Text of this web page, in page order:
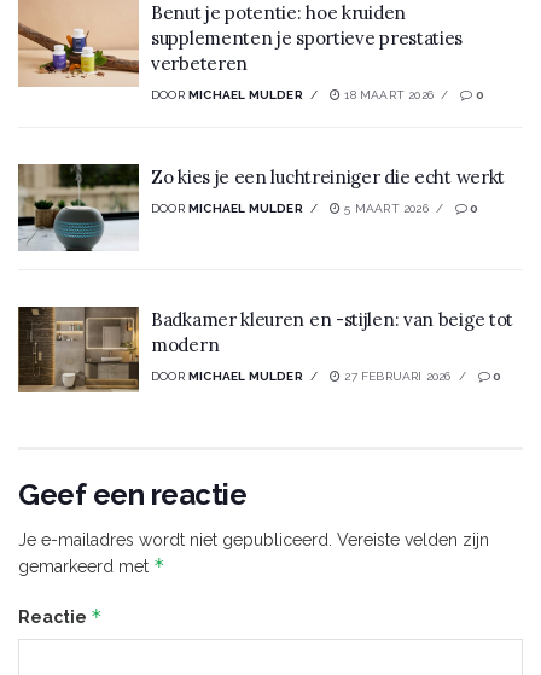
Benut je potentie: hoe kruiden
supplementen je sportieve prestaties
verbeteren
DOOR MICHAEL MULDER 18 MAART 2026 0
Zo kies je een luchtreiniger die echt werkt
DOOR MICHAEL MULDER 5 MAART 2026 0
Badkamer kleuren en -stijlen: van beige tot
modern
DOOR MICHAEL MULDER 27 FEBRUARI 2026 0
Geef een reactie
Je e-mailadres wordt niet gepubliceerd. Vereiste velden zijn
gemarkeerd met *
Reactie *